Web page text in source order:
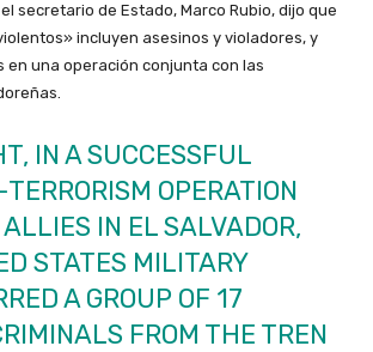
secretario de Estado, Marco Rubio, dijo que
incluyen asesinos y violadores, y
una operación conjunta con las
IN A SUCCESSFUL
OPERATION
IN EL SALVADOR,
STATES MILITARY
A GROUP OF 17
FROM THE TREN